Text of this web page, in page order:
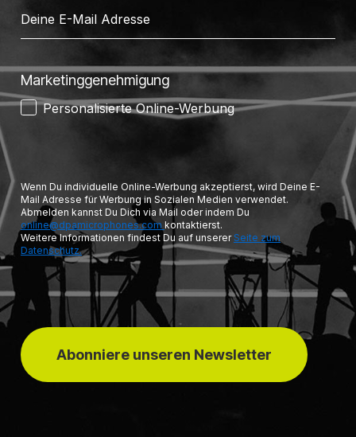
Marketinggenehmigung
Personalisierte Online-Werbung
Wenn Du individuelle Online-Werbung akzeptierst, wird Deine E-
Mail Adresse für Werbung in Sozialen Medien verwendet.
Abmelden kannst Du Dich via Mail oder indem Du
online@dpamicrophones.com kontaktierst.
Weitere Informationen findest Du auf unserer Seite zum
Datenschutz.
Abonniere unseren Newsletter